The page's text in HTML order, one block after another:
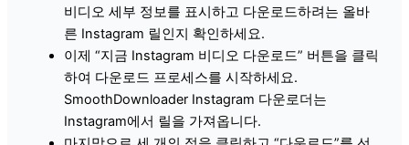
비디오 세부 정보를 표시하고 다운로드하려는 올바
른 Instagram 릴인지 확인하세요.
이제 “지금 Instagram 비디오 다운로드” 버튼을 클릭
하여 다운로드 프로세스를 시작하세요.
SmoothDownloader Instagram 다운로더는
Instagram에서 릴을 가져옵니다.